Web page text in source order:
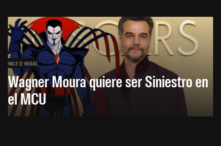
HACE 12 HORAS
Wagner Moura quiere ser Siniestro en
el MCU